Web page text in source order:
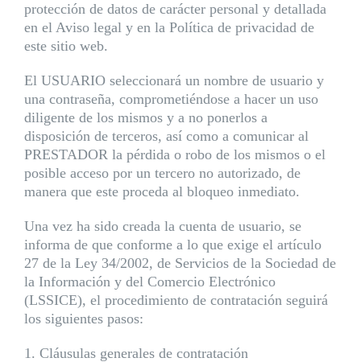
protección de datos de carácter personal y detallada
en el Aviso legal y en la Política de privacidad de
este sitio web.
El USUARIO seleccionará un nombre de usuario y
una contraseña, comprometiéndose a hacer un uso
diligente de los mismos y a no ponerlos a
disposición de terceros, así como a comunicar al
PRESTADOR la pérdida o robo de los mismos o el
posible acceso por un tercero no autorizado, de
manera que este proceda al bloqueo inmediato.
Una vez ha sido creada la cuenta de usuario, se
informa de que conforme a lo que exige el artículo
27 de la Ley 34/2002, de Servicios de la Sociedad de
la Información y del Comercio Electrónico
(LSSICE), el procedimiento de contratación seguirá
los siguientes pasos:
1. Cláusulas generales de contratación